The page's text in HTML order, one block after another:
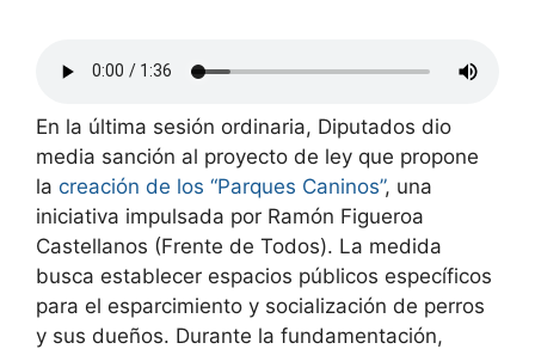
En la última sesión ordinaria, Diputados dio
media sanción al proyecto de ley que propone
la creación de los “Parques Caninos”, una
iniciativa impulsada por Ramón Figueroa
Castellanos (Frente de Todos). La medida
busca establecer espacios públicos específicos
para el esparcimiento y socialización de perros
y sus dueños. Durante la fundamentación,